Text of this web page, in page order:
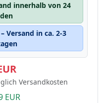
innerhalb von 24
Versand in ca. 2-3
Versandkosten
EUR